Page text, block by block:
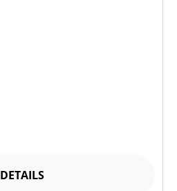
DETAILS